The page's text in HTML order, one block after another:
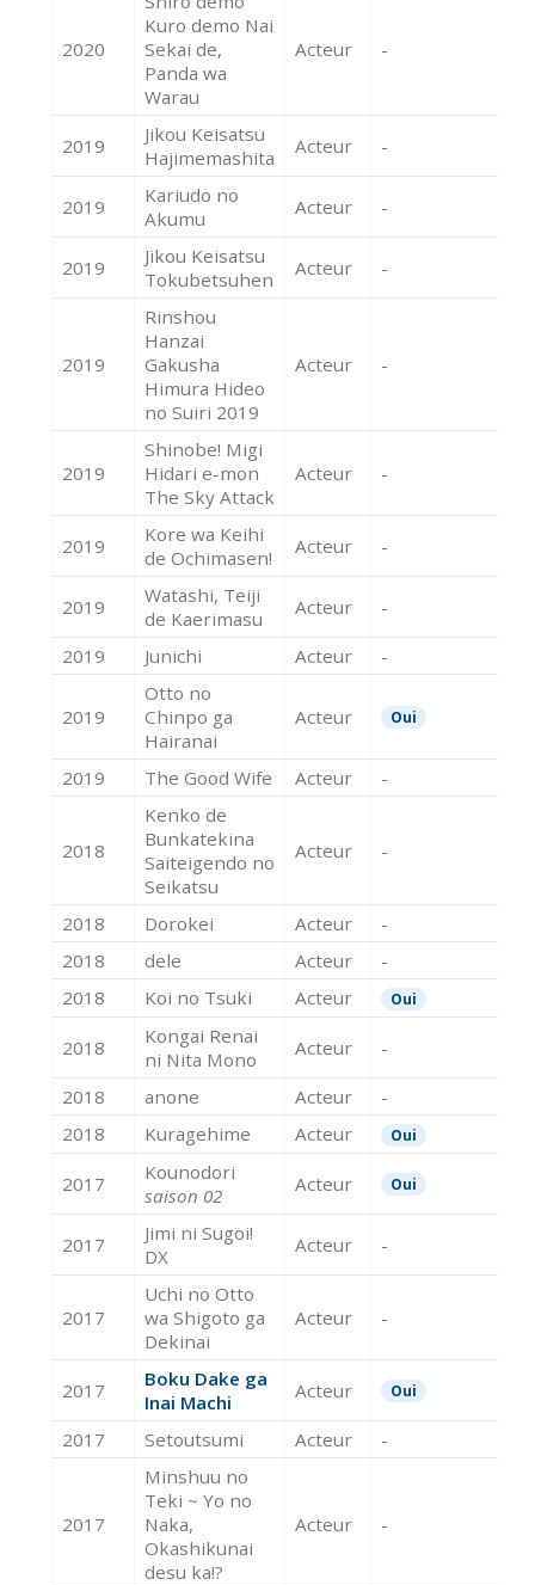
2020
Kuro demo Nai
Sekai de,
Panda wa
Warau
Acteur -
2019
Jikou Keisatsu
Hajimemashita
Acteur -
2019
Kariudo no
Akumu
Acteur -
2019
Jikou Keisatsu
Tokubetsuhen
Acteur -
2019
Rinshou
Hanzai
Gakusha
Himura Hideo
no Suiri 2019
Acteur -
2019
Shinobe! Migi
Hidari e-mon
The Sky Attack
Acteur -
2019
Kore wa Keihi
de Ochimasen!
Acteur -
2019
Watashi, Teiji
de Kaerimasu
Acteur -
2019 Junichi Acteur -
2019
Otto no
Chinpo ga
Hairanai
Acteur Oui
2019 The Good Wife Acteur -
2018
Kenko de
Bunkatekina
Saiteigendo no
Seikatsu
Acteur -
2018 Dorokei Acteur
-
2018
dele Acteur
-
2018
Koi no Tsuki Acteur Oui
2018
Kongai Renai
ni Nita Mono
Acteur -
2018 anone Acteur
-
2018
Kuragehime Acteur Oui
2017
Kounodori
saison 02
Acteur Oui
2017
Jimi ni Sugoi!
DX
Acteur -
2017
Uchi no Otto
wa Shigoto ga
Dekinai
Acteur -
2017
Boku Dake ga
Inai Machi
Acteur Oui
2017 Setoutsumi Acteur -
2017
Minshuu no
Teki ~ Yo no
Naka,
Okashikunai
desu ka!?
Acteur -